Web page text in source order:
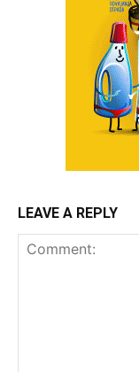
LEAVE A REPLY